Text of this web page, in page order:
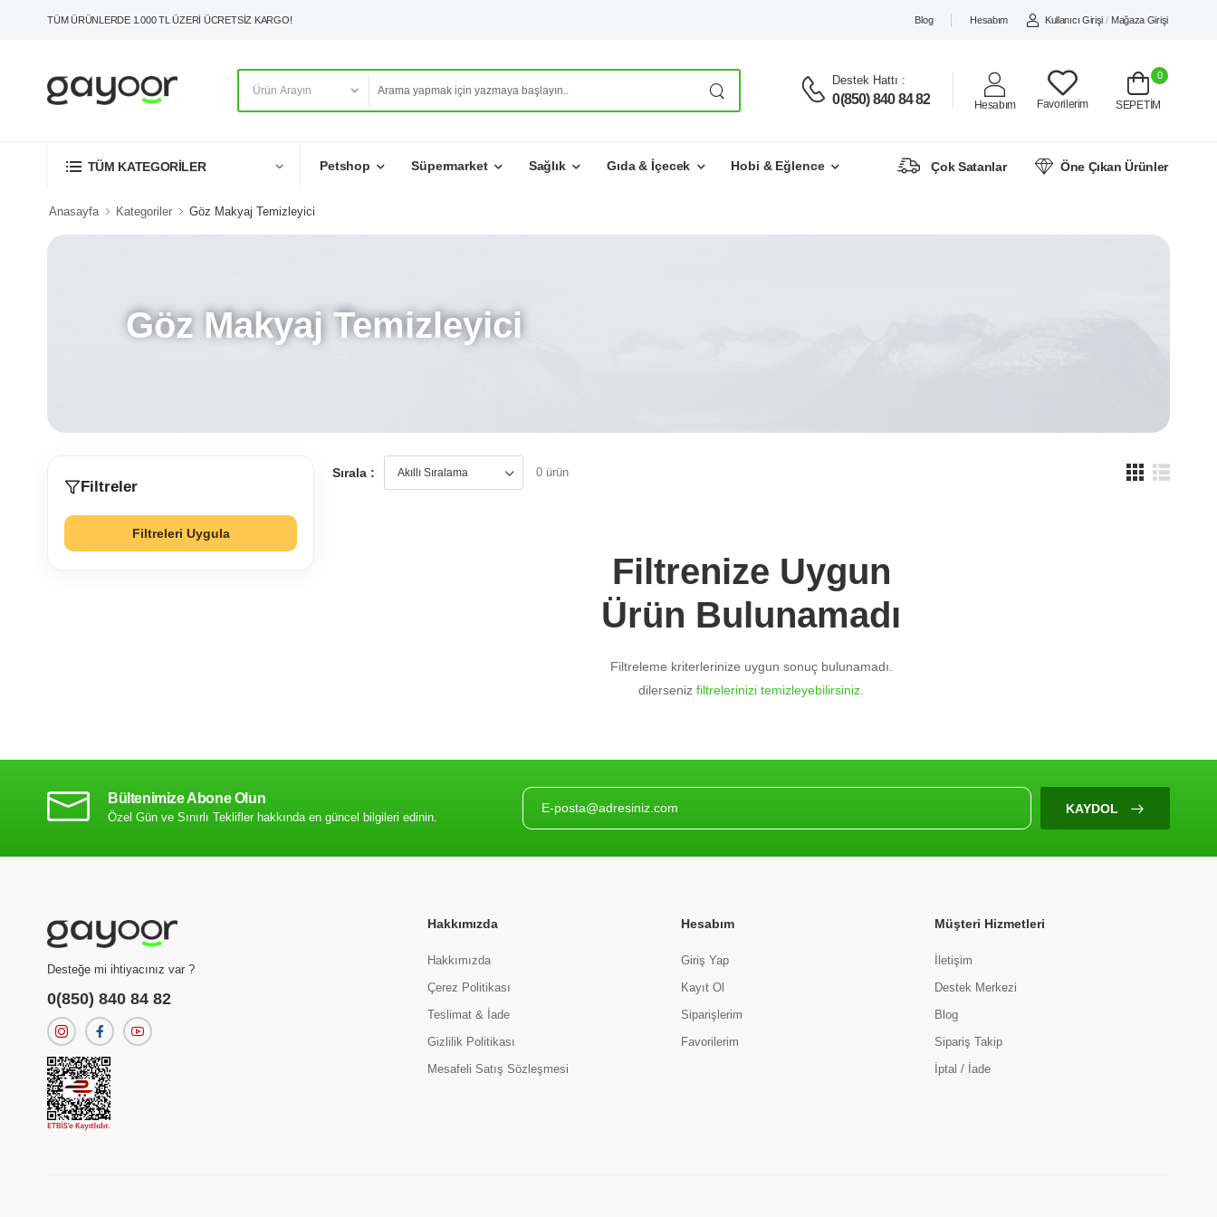
TÜM ÜRÜNLERDE 1.000 TL ÜZERİ ÜCRETSİZ KARGO! Blog Hesabım Kullanıcı Girişi / Mağaza Girişi
Destek Hattı :
0(850) 840 84 82 Hesabım Favorilerim
0
SEPETİM
TÜM KATEGORİLER Petshop Süpermarket Sağlık Gıda & İçecek Hobi & Eğlence Çok Satanlar Öne Çıkan Ürünler
Anasayfa Kategoriler Göz Makyaj Temizleyici
Göz Makyaj Temizleyici
Filtreler
Filtreleri Uygula
Sırala : 0 ürün
Filtrenize Uygun
Ürün Bulunamadı
Filtreleme kriterlerinize uygun sonuç bulunamadı.
dilerseniz filtrelerinizi temizleyebilirsiniz.
Bültenimize Abone Olun
Özel Gün ve Sınırlı Teklifler hakkında en güncel bilgileri edinin.
KAYDOL
Desteğe mi ihtiyacınız var ?
0(850) 840 84 82
Hakkımızda
Hakkımızda
Çerez Politikası
Teslimat & İade
Gizlilik Politikası
Mesafeli Satış Sözleşmesi
Hesabım
Giriş Yap
Kayıt Ol
Siparişlerim
Favorilerim
Müşteri Hizmetleri
İletişim
Destek Merkezi
Blog
Sipariş Takip
İptal / İade